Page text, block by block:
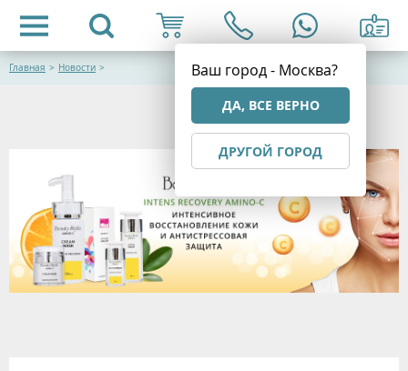
Ваш город - Москва?
ДА, ВСЕ ВЕРНО
ДРУГОЙ ГОРОД
Главная > Новости >